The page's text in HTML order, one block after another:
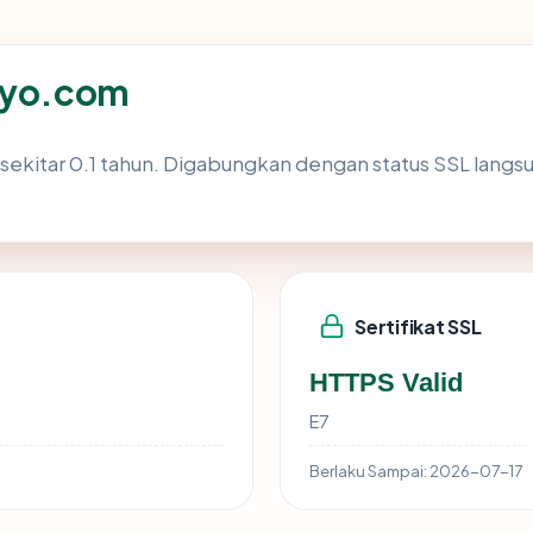
0.1 tahun. Digabungkan dengan status SSL
Sertifikat SSL
HTTPS Valid
E7
Berlaku Sampai: 2026-07-17